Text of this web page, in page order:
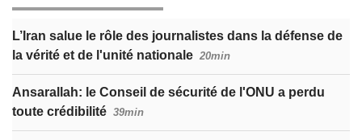
L’Iran salue le rôle des journalistes dans la défense de
la vérité et de l'unité nationale 20min
Ansarallah: le Conseil de sécurité de l'ONU a perdu
toute crédibilité 39min